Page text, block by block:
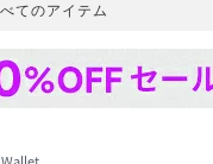
てのアイテム